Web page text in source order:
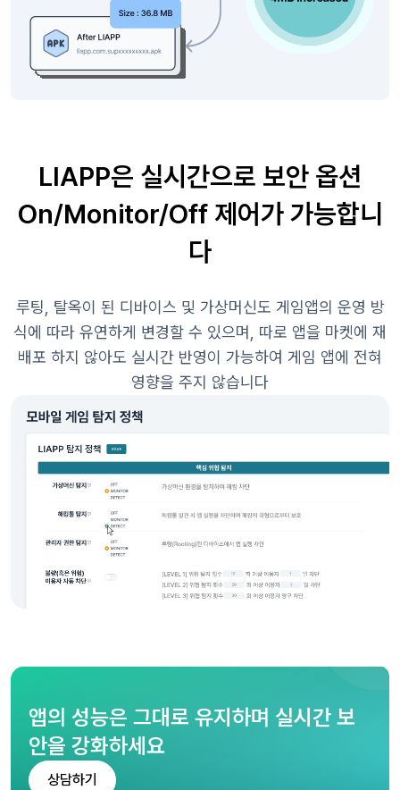
LIAPP은 실시간으로 보안 옵션
On/Monitor/Off 제어가 가능합니
다
루팅, 탈옥이 된 디바이스 및 가상머신도 게임앱의 운영 방
식에 따라 유연하게 변경할 수 있으며, 따로 앱을 마켓에 재
배포 하지 않아도 실시간 반영이 가능하여 게임 앱에 전혀
영향을 주지 않습니다
앱의 성능은 그대로 유지하며 실시간 보
안을 강화하세요
상담하기